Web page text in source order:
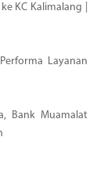
KC Kalimalang |
Layanan
Bank Muamalat